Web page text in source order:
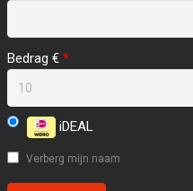
Bedrag €*
iDEAL
Verberg mijn naam